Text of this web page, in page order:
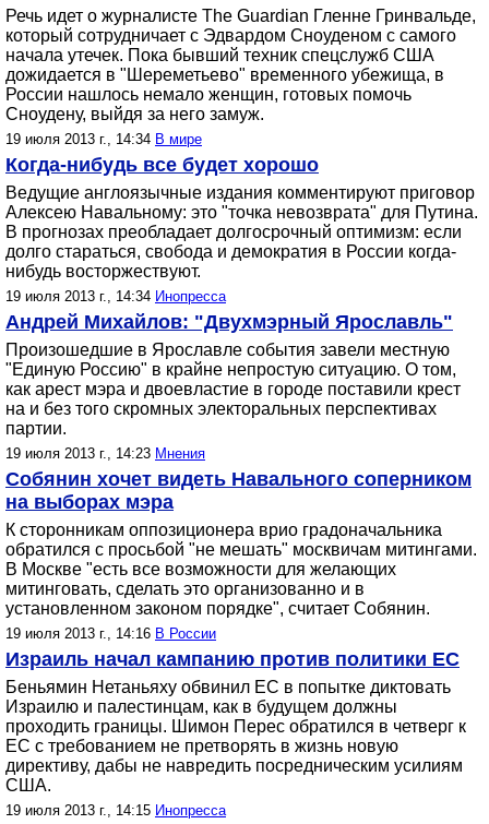
Речь идет о журналисте The Guardian Гленне Гринвальде,
который сотрудничает с Эдвардом Сноуденом с самого
начала утечек. Пока бывший техник спецслужб США
дожидается в "Шереметьево" временного убежища, в
России нашлось немало женщин, готовых помочь
Сноудену, выйдя за него замуж.
19 июля 2013 г., 14:34 В мире
Когда-нибудь все будет хорошо
Ведущие англоязычные издания комментируют приговор
Алексею Навальному: это "точка невозврата" для Путина.
В прогнозах преобладает долгосрочный оптимизм: если
долго стараться, свобода и демократия в России когда-
нибудь восторжествуют.
19 июля 2013 г., 14:34 Инопресса
Андрей Михайлов: "Двухмэрный Ярославль"
Произошедшие в Ярославле события завели местную
"Единую Россию" в крайне непростую ситуацию. О том,
как арест мэра и двоевластие в городе поставили крест
на и без того скромных электоральных перспективах
партии.
19 июля 2013 г., 14:23 Мнения
Собянин хочет видеть Навального соперником
на выборах мэра
К сторонникам оппозиционера врио градоначальника
обратился с просьбой "не мешать" москвичам митингами.
В Москве "есть все возможности для желающих
митинговать, сделать это организованно и в
установленном законом порядке", считает Собянин.
19 июля 2013 г., 14:16 В России
Израиль начал кампанию против политики ЕС
Беньямин Нетаньяху обвинил ЕС в попытке диктовать
Израилю и палестинцам, как в будущем должны
проходить границы. Шимон Перес обратился в четверг к
ЕС с требованием не претворять в жизнь новую
директиву, дабы не навредить посредническим усилиям
США.
19 июля 2013 г., 14:15 Инопресса